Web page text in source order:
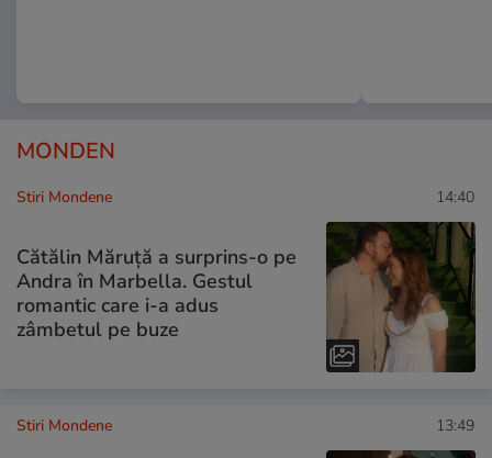
MONDEN
Stiri Mondene 14:40
Cătălin Măruță a surprins-o pe
Andra în Marbella. Gestul
romantic care i-a adus
zâmbetul pe buze
Stiri Mondene 13:49